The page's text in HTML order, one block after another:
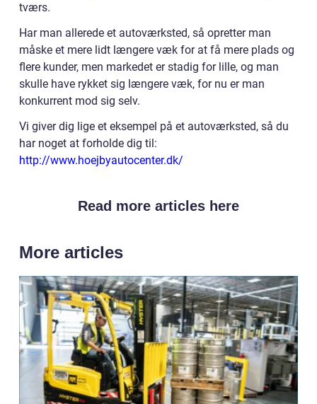
tværs.
Har man allerede et autoværksted, så opretter man
måske et mere lidt længere væk for at få mere plads og
flere kunder, men markedet er stadig for lille, og man
skulle have rykket sig længere væk, for nu er man
konkurrent mod sig selv.
Vi giver dig lige et eksempel på et autoværksted, så du
har noget at forholde dig til:
http://www.hoejbyautocenter.dk/
Read more articles here
More articles